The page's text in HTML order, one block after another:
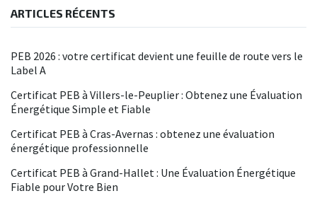
ARTICLES RÉCENTS
PEB 2026 : votre certificat devient une feuille de route vers le
Label A
Certificat PEB à Villers-le-Peuplier : Obtenez une Évaluation
Énergétique Simple et Fiable
Certificat PEB à Cras-Avernas : obtenez une évaluation
énergétique professionnelle
Certificat PEB à Grand-Hallet : Une Évaluation Énergétique
Fiable pour Votre Bien